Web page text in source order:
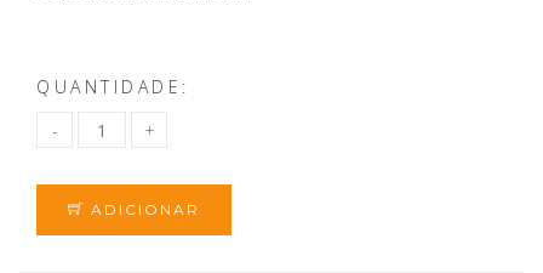
QUANTIDADE:
ADICIONAR